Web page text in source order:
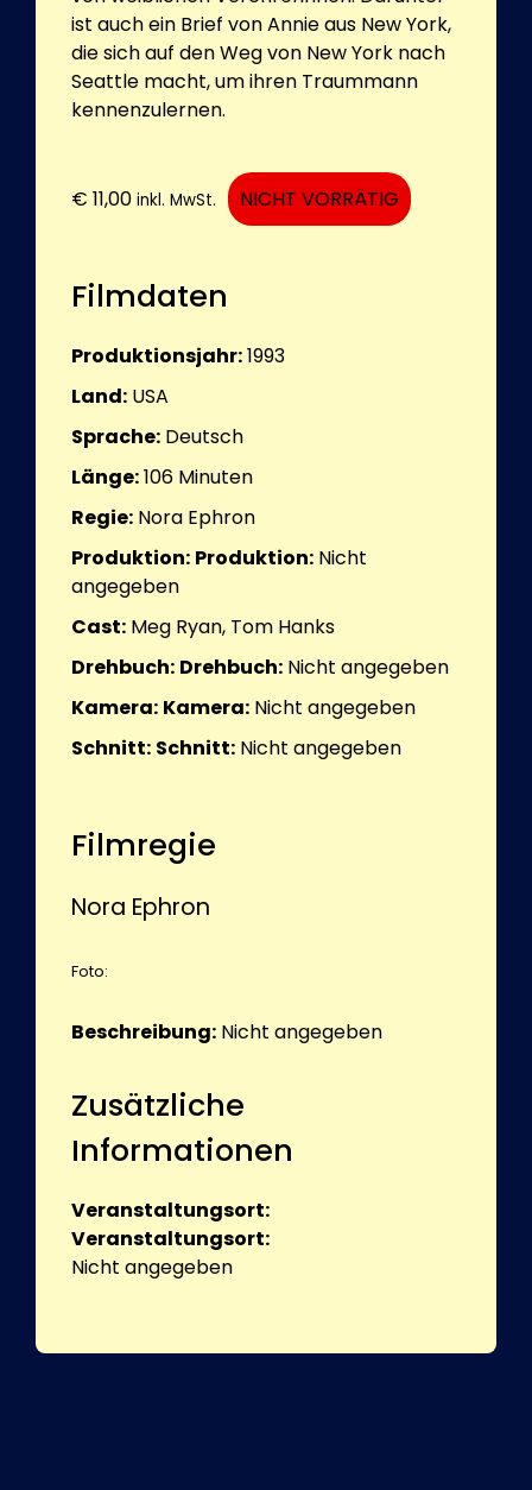
ist auch ein Brief von Annie aus New York,
die sich auf den Weg von New York nach
Seattle macht, um ihren Traummann
kennenzulernen.
€ 11,00 inkl. MwSt. NICHT VORRÄTIG
Filmdaten
Produktionsjahr:1993
Land: USA
Sprache: Deutsch
Länge:106 Minuten
Regie: Nora Ephron
Produktion: Produktion: Nicht
angegeben
Cast: Meg Ryan, Tom Hanks
Drehbuch: Drehbuch: Nicht angegeben
Kamera: Kamera: Nicht angegeben
Schnitt: Schnitt: Nicht angegeben
Filmregie
Nora Ephron
Foto:
Beschreibung: Nicht angegeben
Zusätzliche
Informationen
Veranstaltungsort:
Veranstaltungsort:
Nicht angegeben